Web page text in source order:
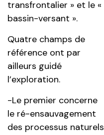
transfrontalier » et le «
bassin-versant ».
Quatre champs de
référence ont par
ailleurs guidé
l’exploration.
-Le premier concerne
le ré-ensauvagement
des processus naturels